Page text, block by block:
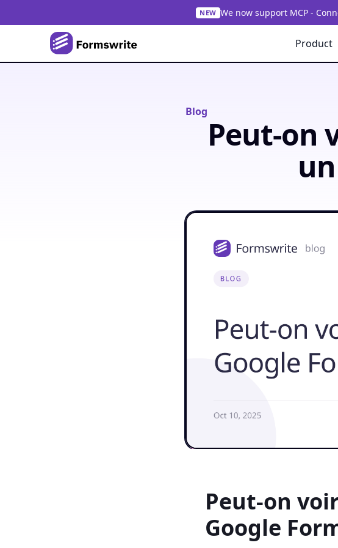
NEW We now support MCP -
Product
Blog
Peut-on
Peut-on
Google